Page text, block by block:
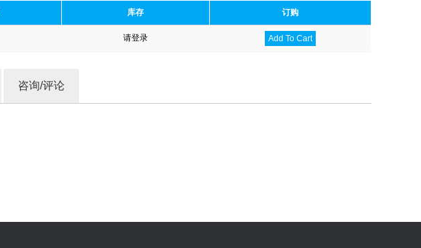
库存 订购
请登录 Add To Cart
咨询/评论